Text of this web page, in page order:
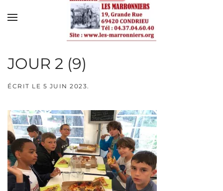
Skip to main content
JOUR 2 (9)
ÉCRIT LE 5 JUIN 2023.